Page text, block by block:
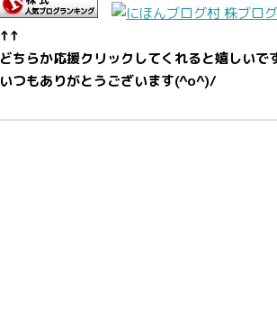
↑↑
どちらか応援クリックしてくれると嬉しいで
いつもありがとうございます(^o^)/